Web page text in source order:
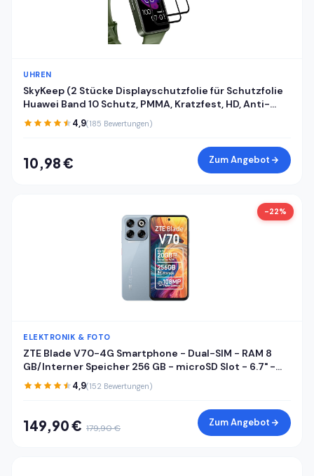
UHREN
SkyKeep (2 Stücke Displayschutzfolie für Schutzfolie
Huawei Band 10 Schutz, PMMA, Kratzfest, HD, Anti-
Bläschen, Ultra-klar, für Displayschutz Huawei Band
8/9/10 Folie Screen Protector
4,9(185 Bewertungen)
10,98 € Zum Angebot
-22%
ELEKTRONIK & FOTO
ZTE Blade V70-4G Smartphone - Dual-SIM - RAM 8
GB/Interner Speicher 256 GB - microSD Slot - 6.7" -
1600 x 720 Pixel (120 Hz) - Triple-Kamera 108 MP, 2 MP
- Front Camera 16 MP - Sternenstaubgrau
4,9(152 Bewertungen)
149,90 € 179,90 € Zum Angebot